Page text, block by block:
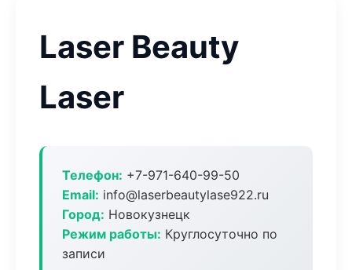
Laser Beauty
Laser
Телефон: +7-971-640-99-50
Email: info@laserbeautylase922.ru
Город: Новокузнецк
Режим работы: Круглосуточно по
записи